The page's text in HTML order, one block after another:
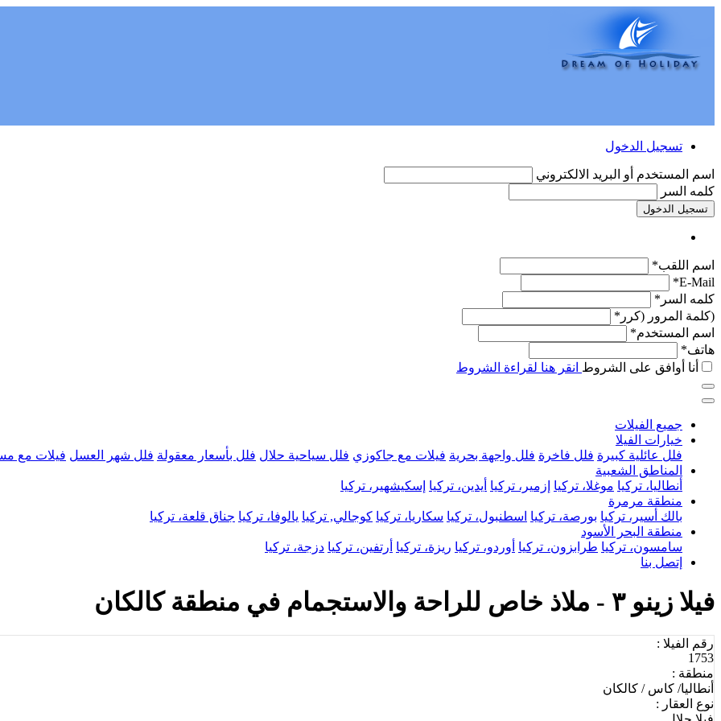
تسجيل الدخول
اسم المستخدم أو البريد الالكتروني
كلمه السر
تسجيل الدخول
اسم اللقب*
E-Mail*
كلمه السر*
(كلمة المرور (كرر*
اسم المستخدم*
هاتف*
أنا أوافق على الشروط انقر هنا لقراءة الشروط
جميع الفيلات
خيارات الفيلا
فلل عائلية كبيرة فلل فاخرة فلل واجهة بحرية فيلات مع جاكوزي فلل سياحية حلال فلل بأسعار معقولة فلل شهر العسل فيلات مع
المناطق الشعبية
أنطاليا، تركيا موغلا، تركيا إزمير، تركيا أيدين، تركيا إسكيشهير، تركيا
منطقة مرمرة
بالك أسير، تركيا بورصة، تركيا اسطنبول، تركيا سكاريا، تركيا كوجالي, تركيا يالوفا، تركيا جناق قلعة، تركيا
منطقة البحر الأسود
سامسون، تركيا طرابزون، تركيا أوردو، تركيا ريزة، تركيا أرتفين، تركيا دزجة، تركيا
إتصل بنا
فيلا زينو ٣ - ملاذ خاص للراحة والاستجمام في منطقة كالكان
رقم الفيلا :
1753
منطقة :
أنطاليا/ كاس / كالكان
نوع العقار :